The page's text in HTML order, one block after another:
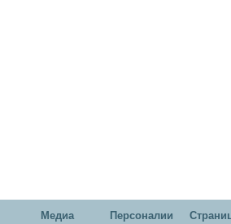
Медиа Персоналии